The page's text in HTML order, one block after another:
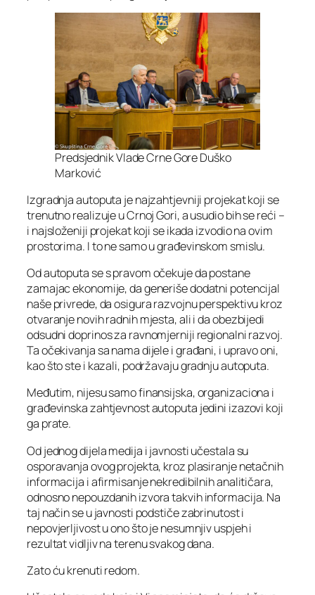
Predsjednik Vlade Crne Gore Duško
Marković
Izgradnja autoputa je najzahtjevniji projekat koji se
trenutno realizuje u Crnoj Gori, a usudio bih se reći –
i najsloženiji projekat koji se ikada izvodio na ovim
prostorima. I to ne samo u građevinskom smislu.
Od autoputa se s pravom očekuje da postane
zamajac ekonomije, da generiše dodatni potencijal
naše privrede, da osigura razvojnu perspektivu kroz
otvaranje novih radnih mjesta, ali i da obezbijedi
odsudni doprinos za ravnomjerniji regionalni razvoj.
Ta očekivanja sa nama dijele i građani, i upravo oni,
kao što ste i kazali, podržavaju gradnju autoputa.
Međutim, nijesu samo finansijska, organizaciona i
građevinska zahtjevnost autoputa jedini izazovi koji
ga prate.
Od jednog dijela medija i javnosti učestala su
osporavanja ovog projekta, kroz plasiranje netačnih
informacija i afirmisanje nekredibilnih analitičara,
odnosno nepouzdanih izvora takvih informacija. Na
taj način se u javnosti podstiče zabrinutost i
nepovjerljivost u ono što je nesumnjiv uspjeh i
rezultat vidljiv na terenu svakog dana.
Zato ću krenuti redom.